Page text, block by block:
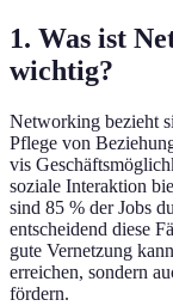
1. Was ist
wichtig?
Networking bezieht
Pflege von
vis
soziale Interaktion
sind 85 % der Jobs
entscheidend diese
gute Vernetzung
erreichen, sondern
fördern.